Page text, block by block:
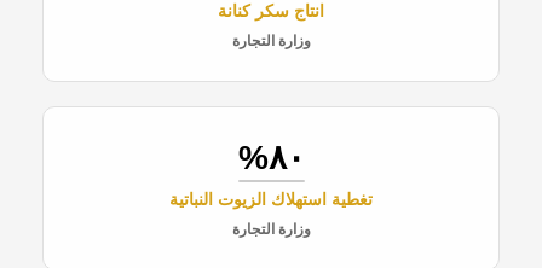
انتاج سكر كنانة
وزارة التجارة
٨٠%
تغطية استهلاك الزيوت النباتية
وزارة التجارة